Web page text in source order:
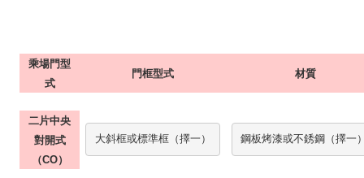
乘場門型
式
門框型式 材質
二片中央
對開式
（CO）
大斜框或標準框（擇一） 鋼板烤漆或不銹鋼（擇一